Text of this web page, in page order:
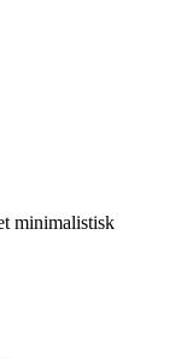
minimalistisk